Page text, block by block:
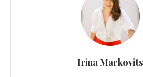
Irina Markovits